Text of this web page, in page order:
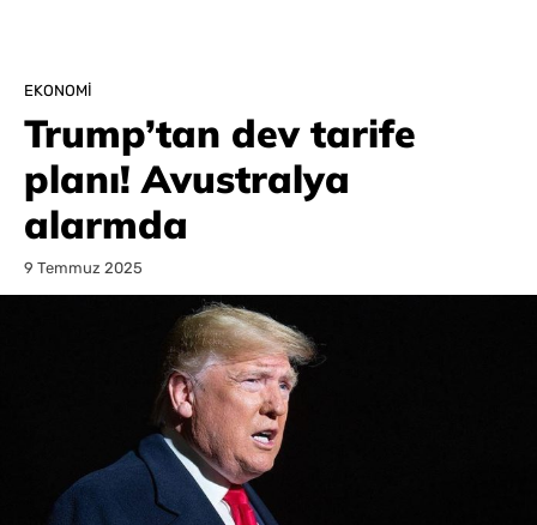
EKONOMI
Trump’tan dev tarife
planı! Avustralya
alarmda
9 Temmuz 2025